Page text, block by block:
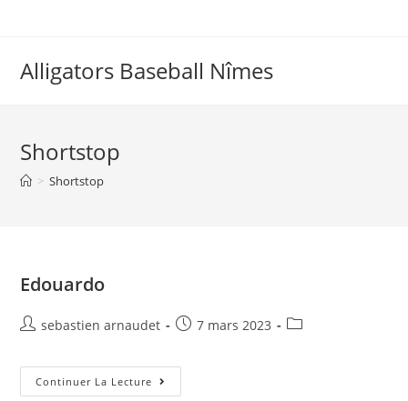
Alligators Baseball Nîmes
Shortstop
> Shortstop
Edouardo
Auteur/autrice
la
publication :
sebastien arnaudet
Post7 mars 2023
Post
Continuer La Lecture Edouardo